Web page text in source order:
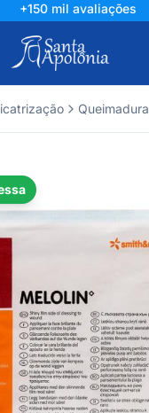
+150 mil avaliações
Queimadura